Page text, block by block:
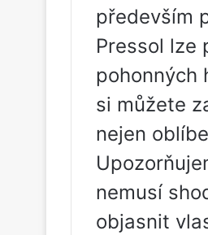
především
Pressol lze
pohonných
si můžete
nejen
nemusí
objasnit